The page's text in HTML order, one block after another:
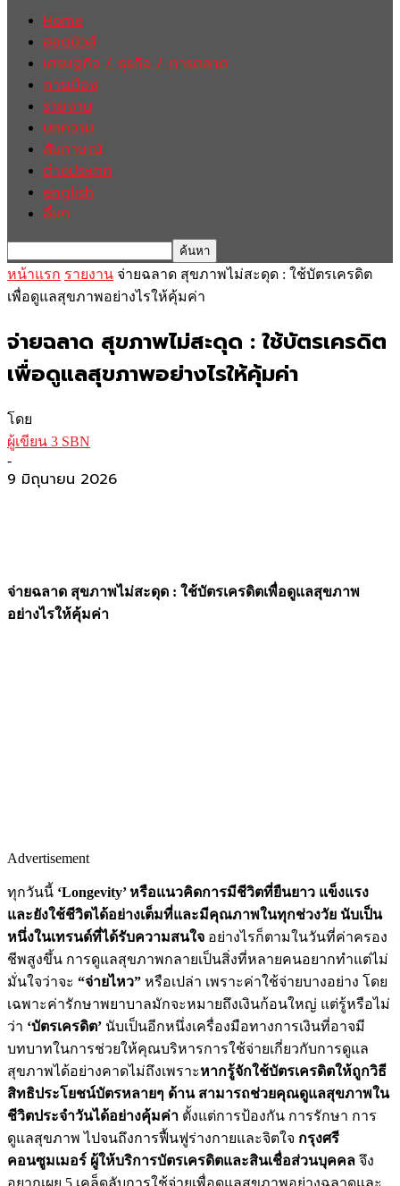
Home
ฮอตนิวส์
เศรษฐกิจ / ธุรกิจ / การตลาด
การเมือง
รายงาน
บทความ
สัมภาษณ์
ต่างประเทศ
english
อื่นๆ
หน้าแรก รายงาน จ่ายฉลาด สุขภาพไม่สะดุด : ใช้บัตรเครดิต
เพื่อดูแลสุขภาพอย่างไรให้คุ้มค่า
จ่ายฉลาด สุขภาพไม่สะดุด : ใช้บัตรเครดิต
เพื่อดูแลสุขภาพอย่างไรให้คุ้มค่า
โดย
ผู้เขียน 3 SBN
-
9 มิถุนายน 2026
จ่ายฉลาด สุขภาพไม่สะดุด : ใช้บัตรเครดิตเพื่อดูแลสุขภาพ
อย่างไรให้คุ้มค่า
Advertisement
ทุกวันนี้ ‘Longevity’ หรือแนวคิดการมีชีวิตที่ยืนยาว แข็งแรง
และยังใช้ชีวิตได้อย่างเต็มที่และมีคุณภาพในทุกช่วงวัย นับเป็น
หนึ่งในเทรนด์ที่ได้รับความสนใจ อย่างไรก็ตามในวันที่ค่าครอง
ชีพสูงขึ้น การดูแลสุขภาพกลายเป็นสิ่งที่หลายคนอยากทำแต่ไม่
มั่นใจว่าจะ “จ่ายไหว” หรือเปล่า เพราะค่าใช้จ่ายบางอย่าง โดย
เฉพาะค่ารักษาพยาบาลมักจะหมายถึงเงินก้อนใหญ่ แต่รู้หรือไม่
ว่า ‘บัตรเครดิต’ นับเป็นอีกหนึ่งเครื่องมือทางการเงินที่อาจมี
บทบาทในการช่วยให้คุณบริหารการใช้จ่ายเกี่ยวกับการดูแล
สุขภาพได้อย่างคาดไม่ถึงเพราะหากรู้จักใช้บัตรเครดิตให้ถูกวิธี
สิทธิประโยชน์บัตรหลายๆ ด้าน สามารถช่วยคุณดูแลสุขภาพใน
ชีวิตประจำวันได้อย่างคุ้มค่า ตั้งแต่การป้องกัน การรักษา การ
ดูแลสุขภาพ ไปจนถึงการฟื้นฟูร่างกายและจิตใจ กรุงศรี
คอนซูมเมอร์ ผู้ให้บริการบัตรเครดิตและสินเชื่อส่วนบุคคล จึง
อยากเผย 5 เคล็ดลับการใช้จ่ายเพื่อดูแลสุขภาพอย่างฉลาดและ